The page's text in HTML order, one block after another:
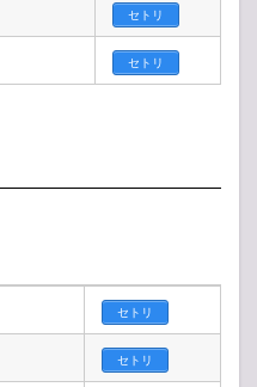
セトリ
セトリ
セトリ
セトリ